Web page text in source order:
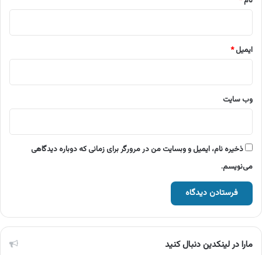
ایمیل*
وب‌ سایت
ذخیره نام، ایمیل و وبسایت من در مرورگر برای زمانی که دوباره دیدگاهی
می‌نویسم.
مارا در لینکدین دنبال کنید